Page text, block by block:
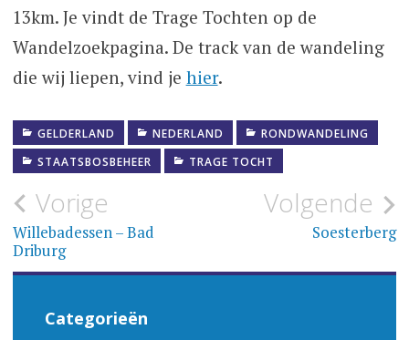
13km. Je vindt de Trage Tochten op de
Wandelzoekpagina. De track van de wandeling
die wij liepen, vind je hier.
GELDERLAND NEDERLAND
RONDWANDELING
STAATSBOSBEHEER
TRAGE TOCHT
Bericht
navigatie
Vorige
Willebadessen – Bad
Driburg
Volgende
Soesterberg
Categorieën